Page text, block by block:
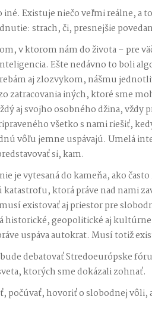
iné. Existuje niečo veľmi reálne, a
strach, či, presnejšie
v ktorom nám do života – pre
Ešte nedávno to boli
aj zlozvykom, nášmu
zatracovania iných, ktoré sme
aj svojho osobného džina,
všetko s nami riešiť,
vôľu jemne uspávajú. Umelá
si, kam.
je vytesaná do kameňa, ako
ktorá práve nad nami
existovať aj priestor pre
historické, geopolitické aj
uspáva autokrat. Musí totiž
debatovať Stredoeurópske
ktorých sme dokázali zohnať.
počúvať, hovoriť o slobodnej vôli,